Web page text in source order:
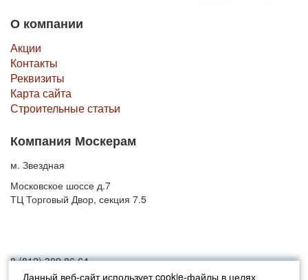
Данный веб-сайт использует cookie-файлы в целях
О компании
Акции
Контакты
Реквизиты
Карта сайта
Строительные статьи
Компания Москерам
м. Звездная
Московское шоссе д.7
ТЦ Торговый Двор, секция 7.5
8 (812) 309 86 64